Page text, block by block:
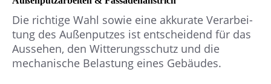
Die richtige Wahl sowie eine akku­rate Verarbei­
tung des Außen­putzes ist entschei­dend für das
Aus­sehen, den Witterungs­schutz und die
mecha­nische Belas­tung eines Gebäu­des.